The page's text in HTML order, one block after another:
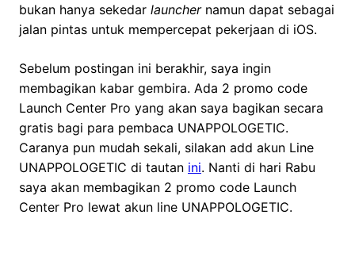
bukan hanya sekedar launchernamun dapat sebagai
jalan pintas untuk mempercepat pekerjaan di iOS.
Sebelum postingan ini berakhir, saya ingin
membagikan kabar gembira. Ada 2 promo code
Launch Center Pro yang akan saya bagikan secara
gratis bagi para pembaca UNAPPOLOGETIC.
Caranya pun mudah sekali, silakan add akun Line
UNAPPOLOGETIC di tautan ini. Nanti di hari Rabu
saya akan membagikan 2 promo code Launch
Center Pro lewat akun line UNAPPOLOGETIC.